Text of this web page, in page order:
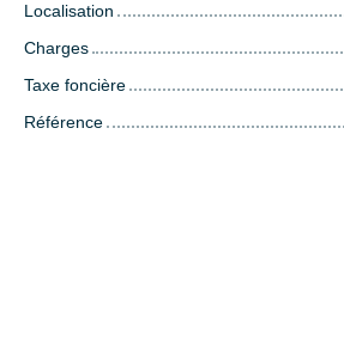
Localisation
Charges
Taxe foncière
Référence